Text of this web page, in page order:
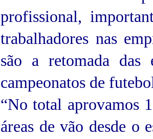
profissional,
trabalhadores nas
são a retomada das
campeonatos de
“No total aprovamos
áreas de vão desde o